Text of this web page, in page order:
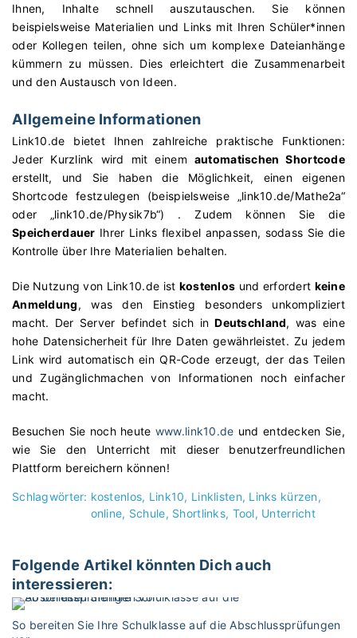
Ihnen, Inhalte schnell auszutauschen. Sie können
beispielsweise Materialien und Links mit Ihren Schüler*innen
oder Kollegen teilen, ohne sich um komplexe Dateianhänge
kümmern zu müssen. Dies erleichtert die Zusammenarbeit
und den Austausch von Ideen.
Allgemeine Informationen
Link10.de bietet Ihnen zahlreiche praktische Funktionen:
Jeder Kurzlink wird mit einem automatischen Shortcode
erstellt, und Sie haben die Möglichkeit, einen eigenen
Shortcode festzulegen (beispielsweise „link10.de/Mathe2a“
oder „link10.de/Physik7b“) . Zudem können Sie die
Speicherdauer Ihrer Links flexibel anpassen, sodass Sie die
Kontrolle über Ihre Materialien behalten.
Die Nutzung von Link10.de ist kostenlos und erfordert keine
Anmeldung, was den Einstieg besonders unkompliziert
macht. Der Server befindet sich inDeutschland, was eine
hohe Datensicherheit für Ihre Daten gewährleistet. Zu jedem
Link wird automatisch ein QR-Code erzeugt, der das Teilen
und Zugänglichmachen von Informationen noch einfacher
macht.
Besuchen Sie noch heute www.link10.de und entdecken Sie,
wie Sie den Unterricht mit dieser benutzerfreundlichen
Plattform bereichern können!
Schlagwörter: kostenlos Link10 Linklisten Links kürzen
online Schule Shortlinks Tool Unterricht
Folgende Artikel könnten Dich auch
interessieren:
So bereiten Sie Ihre Schulklasse auf die Abschlussprüfungen